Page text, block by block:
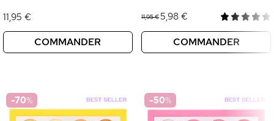
11,95 €
COMMANDER
11,95 €5,98 €
COMMANDER
-70% -50%